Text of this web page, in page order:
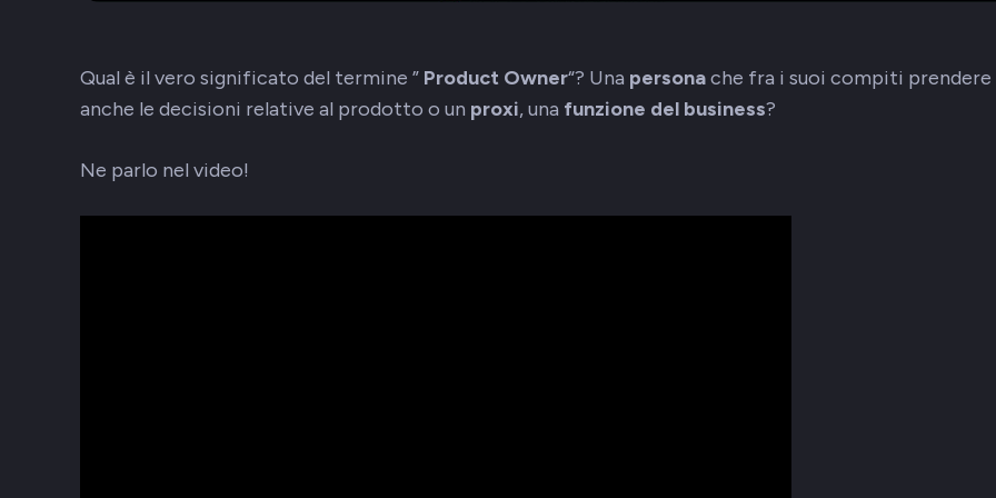
Qual è il vero significato del termine ” Product Owner“? Una personache fra i suoi compiti prendere
anche le decisioni relative al prodotto o un proxi, una funzione del business?
Ne parlo nel video!